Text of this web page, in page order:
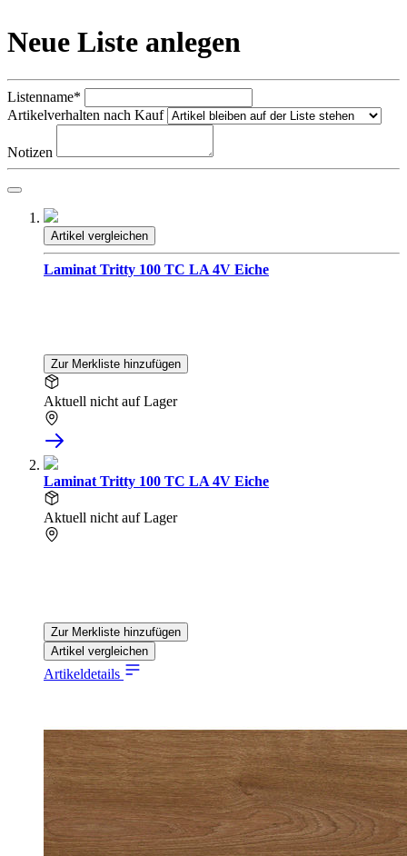
Neue Liste anlegen
Listenname*
Artikelverhalten nach Kauf
Notizen
Artikel vergleichen
Laminat Tritty 100 TC LA 4V Eiche
Zur Merkliste hinzufügen
Aktuell nicht auf Lager
Laminat Tritty 100 TC LA 4V Eiche
Aktuell nicht auf Lager
Zur Merkliste hinzufügen
Artikel vergleichen
Artikeldetails